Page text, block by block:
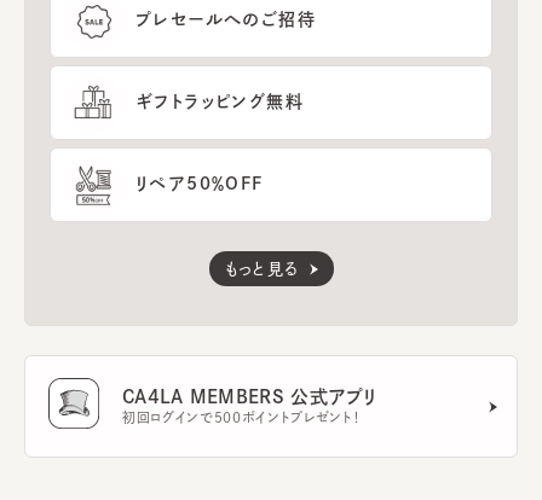
プレセールへのご招待
ギフトラッピング無料
リペア50％OFF
もっと見る
CA4LA MEMBERS 公式アプリ
初回ログインで500ポイントプレゼント！